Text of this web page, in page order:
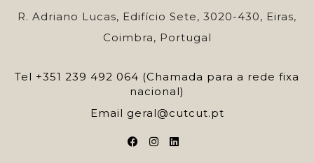
R. Adriano Lucas, Edifício Sete, 3020-430, Eiras,
Coimbra, Portugal
Tel +351 239 492 064 (Chamada para a rede fixa
nacional)
Email geral@cutcut.pt